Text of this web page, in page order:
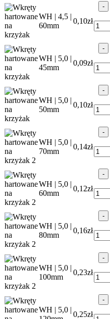
WH | 4,5 |
60mm
0,10zł
-
WH | 5,0 |
45mm
0,09zł
-
WH | 5,0 |
50mm
0,10zł
-
WH | 5,0 |
70mm
0,14zł
-
WH | 5,0 |
60mm
0,12zł
-
WH | 5,0 |
80mm
0,16zł
-
WH | 5,0 |
100mm
0,23zł
-
WH | 5,0 |
0,25zł
-